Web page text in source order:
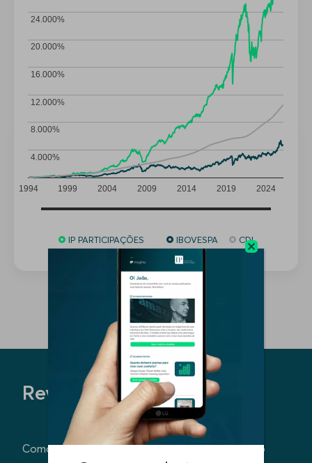
1994 1999 2004 2009 2014 2019 2024
12.000%
16.000%
20.000%
24.000%
4.000%
8.000%
IP PARTICIPAÇÕES IBOVESPA CDI
Revolução Barulhenta
Como navegar em um ambiente de grande ruído